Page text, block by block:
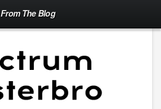
From The Blog